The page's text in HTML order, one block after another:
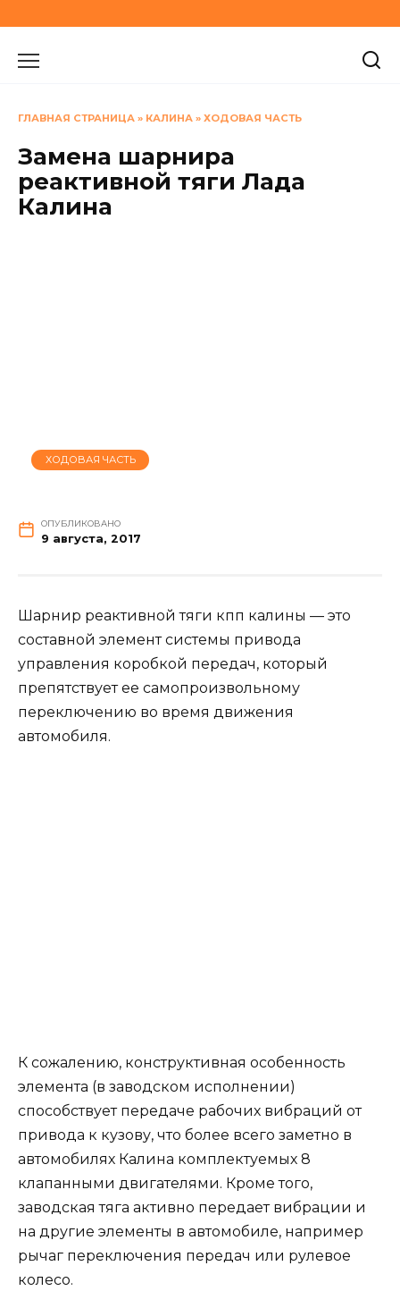
к
содержанию
ГЛАВНАЯ СТРАНИЦА » КАЛИНА » ХОДОВАЯ ЧАСТЬ
Замена шарнира
реактивной тяги Лада
Калина
ХОДОВАЯ ЧАСТЬ
ОПУБЛИКОВАНО
9 августа, 2017
Шарнир реактивной тяги кпп калины — это
составной элемент системы привода
управления коробкой передач, который
препятствует ее самопроизвольному
переключению во время движения
автомобиля.
К сожалению, конструктивная особенность
элемента (в заводском исполнении)
способствует передаче рабочих вибраций от
привода к кузову, что более всего заметно в
автомобилях Калина комплектуемых 8
клапанными двигателями. Кроме того,
заводская тяга активно передает вибрации и
на другие элементы в автомобиле, например
рычаг переключения передач или рулевое
колесо.